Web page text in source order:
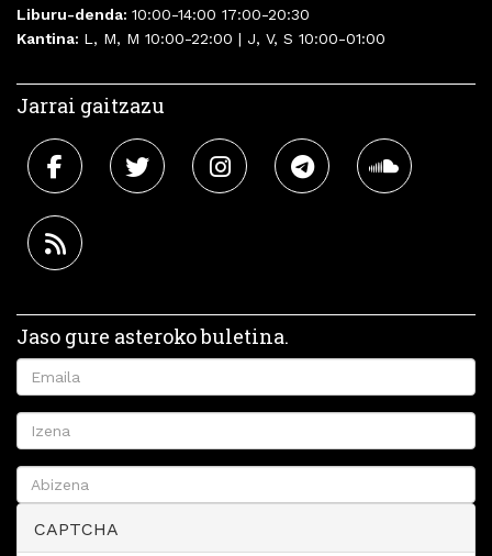
Liburu-denda: 10:00-14:00 17:00-20:30
Kantina: L, M, M 10:00-22:00 | J, V, S 10:00-01:00
Jarrai gaitzazu
Jaso gure asteroko buletina.
CAPTCHA